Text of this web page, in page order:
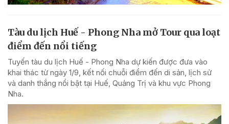
Tàu du lịch Huế - Phong Nha mở Tour qua loạt
điểm đến nổi tiếng
Tuyến tàu du lịch Huế - Phong Nha dự kiến được đưa vào
khai thác từ ngày 1/9, kết nối chuỗi điểm đến di sản, lịch sử
và danh thắng nổi bật tại Huế, Quảng Trị và khu vực Phong
Nha.